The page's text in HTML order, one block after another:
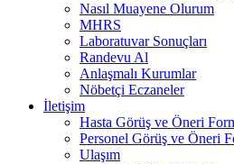
Nasıl Muayene Olurum
MHRS
Laboratuvar Sonuçları
Randevu Al
Anlaşmalı Kurumlar
Nöbetçi Eczaneler
İletişim
Hasta Görüş ve Öneri
Personel Görüş ve Öneri
Ulaşım